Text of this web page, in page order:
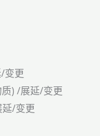
变更
) /展延/变更
/变更